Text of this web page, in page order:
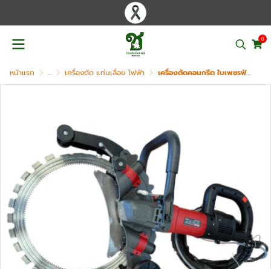
0
หน้าแรก ... เครื่องตัด แท่นเลื่อย ไฟฟ้า เครื่องตัดคอนกรีต ใบเพชรฟันเฟือง OKURA รุ่น K410C (16")